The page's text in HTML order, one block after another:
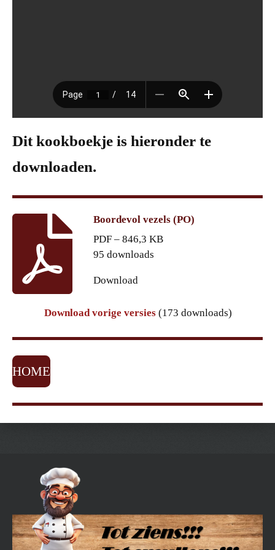
Dit kookboekje is hieronder te
downloaden.
Boordevol vezels (PO)
PDF – 846,3 KB
95 downloads
Download
Download vorige versies (173 downloads)
HOME